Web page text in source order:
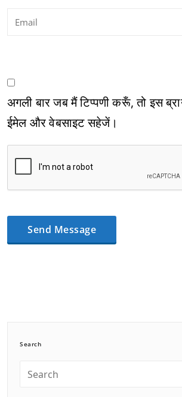
अगली बार जब मैं टिप्पणी करूँ, तो इस
ईमेल और वेबसाइट सहेजें।
Search